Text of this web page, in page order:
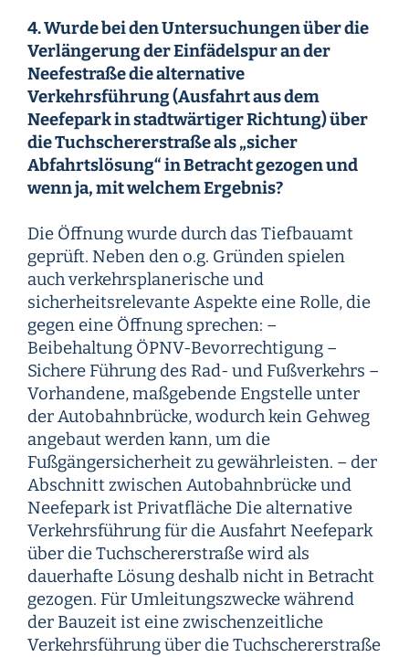
4. Wurde bei den Untersuchungen über die
Verlängerung der Einfädelspur an der
Neefestraße die alternative
Verkehrsführung (Ausfahrt aus dem
Neefepark in stadtwärtiger Richtung) über
die Tuchschererstraße als „sicher
Abfahrtslösung“ in Betracht gezogen und
wenn ja, mit welchem Ergebnis?
Die Öffnung wurde durch das Tiefbauamt
geprüft. Neben den o.g. Gründen spielen
auch verkehrsplanerische und
sicherheitsrelevante Aspekte eine Rolle, die
gegen eine Öffnung sprechen: –
Beibehaltung ÖPNV-Bevorrechtigung –
Sichere Führung des Rad- und Fußverkehrs –
Vorhandene, maßgebende Engstelle unter
der Autobahnbrücke, wodurch kein Gehweg
angebaut werden kann, um die
Fußgängersicherheit zu gewährleisten. – der
Abschnitt zwischen Autobahnbrücke und
Neefepark ist Privatfläche Die alternative
Verkehrsführung für die Ausfahrt Neefepark
über die Tuchschererstraße wird als
dauerhafte Lösung deshalb nicht in Betracht
gezogen. Für Umleitungszwecke während
der Bauzeit ist eine zwischenzeitliche
Verkehrsführung über die Tuchschererstraße